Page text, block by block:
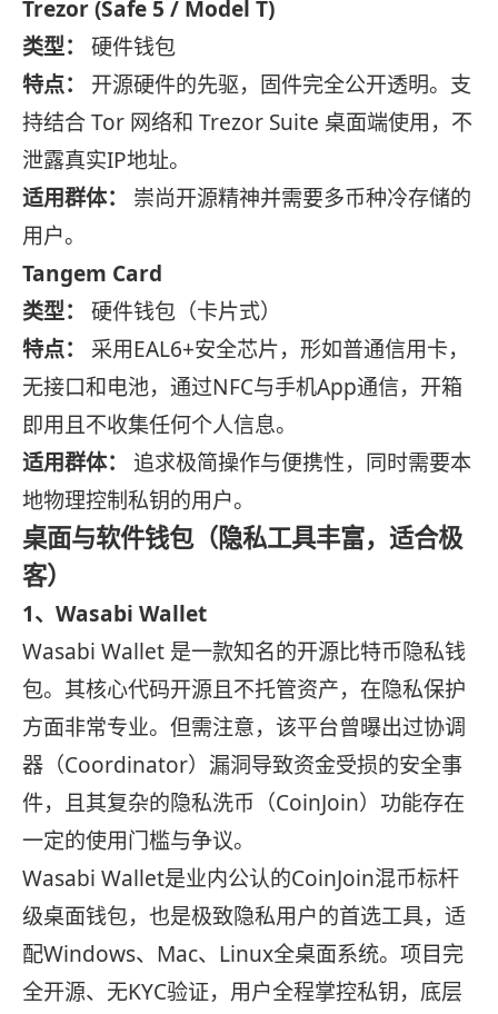
Trezor (Safe 5 / Model T)
类型：
硬件钱包
特点：
开源硬件的先驱，固件完全公开透明。支
持结合 Tor 网络和 Trezor Suite 桌面端使用，不
泄露真实IP地址。
适用群体：
崇尚开源精神并需要多币种冷存储的
用户。
Tangem Card
类型：
硬件钱包（卡片式）
特点：
采用EAL6+安全芯片，形如普通信用卡，
无接口和电池，通过NFC与手机App通信，开箱
即用且不收集任何个人信息。
适用群体：
追求极简操作与便携性，同时需要本
地物理控制私钥的用户。
桌面与软件钱包（隐私工具丰富，适合极
客）
1、Wasabi Wallet
Wasabi Wallet 是一款知名的开源比特币隐私钱
包。其核心代码开源且不托管资产，在隐私保护
方面非常专业。但需注意，该平台曾曝出过协调
器（Coordinator）漏洞导致资金受损的安全事
件，且其复杂的隐私洗币（CoinJoin）功能存在
一定的使用门槛与争议。
Wasabi Wallet是业内公认的CoinJoin混币标杆
级桌面钱包，也是极致隐私用户的首选工具，适
配Windows、Mac、Linux全桌面系统。项目完
全开源、无KYC验证，用户全程掌控私钥，底层